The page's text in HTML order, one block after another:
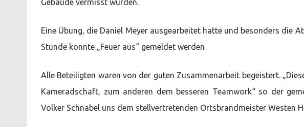
Eine Übung, die Daniel Meyer ausgearbeitet hatte und besonders die
Stunde konnte „Feuer aus“ gemeldet werden
Alle Beteiligten waren von der guten Zusammenarbeit begeistert.
Kameradschaft, zum anderen dem besseren Teamwork“ so der
Volker Schnabel uns dem stellvertretenden Ortsbrandmeister Westen